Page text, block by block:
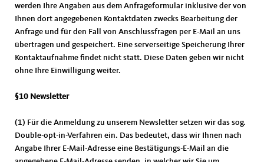
werden Ihre Angaben aus dem Anfrageformular inklusive der von
Ihnen dort angegebenen Kontaktdaten zwecks Bearbeitung der
Anfrage und für den Fall von Anschlussfragen per E-Mail an uns
übertragen und gespeichert. Eine serverseitige Speicherung Ihrer
Kontaktaufnahme findet nicht statt. Diese Daten geben wir nicht
ohne Ihre Einwilligung weiter.
§10 Newsletter
(1) Für die Anmeldung zu unserem Newsletter setzen wir das sog.
Double-opt-in-Verfahren ein. Das bedeutet, dass wir Ihnen nach
Angabe Ihrer E-Mail-Adresse eine Bestätigungs-E-Mail an die